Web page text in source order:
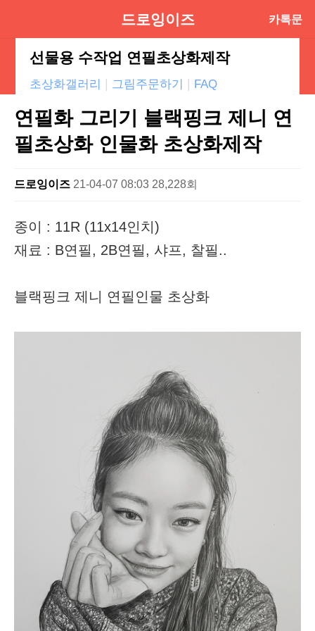
드로잉이즈 카톡문
선물용 수작업 연필초상화제작
초상화갤러리 | 그림주문하기 | FAQ
연필화 그리기 블랙핑크 제니 연
필초상화 인물화 초상화제작
드로잉이즈 21-04-07 08:03 28,228회
종이 : 11R (11x14인치)
재료 : B연필, 2B연필, 샤프, 찰필..
블랙핑크 제니 연필인물 초상화